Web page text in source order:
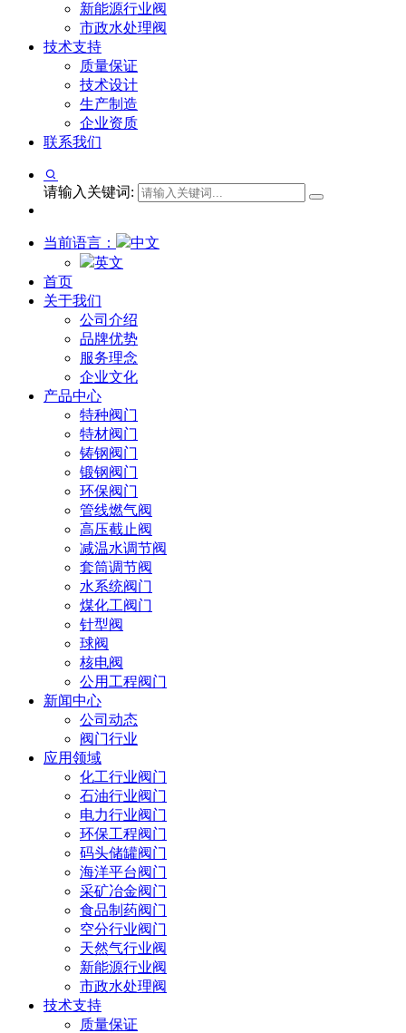
新能源行业阀
市政水处理阀
技术支持
质量保证
技术设计
生产制造
企业资质
联系我们
请输入关键词:
当前语言：
中文
英文
首页
关于我们
公司介绍
品牌优势
服务理念
企业文化
产品中心
特种阀门
特材阀门
铸钢阀门
锻钢阀门
环保阀门
管线燃气阀
高压截止阀
减温水调节阀
套筒调节阀
水系统阀门
煤化工阀门
针型阀
球阀
核电阀
公用工程阀门
新闻中心
公司动态
阀门行业
应用领域
化工行业阀门
石油行业阀门
电力行业阀门
环保工程阀门
码头储罐阀门
海洋平台阀门
采矿冶金阀门
食品制药阀门
空分行业阀门
天然气行业阀
新能源行业阀
市政水处理阀
技术支持
质量保证